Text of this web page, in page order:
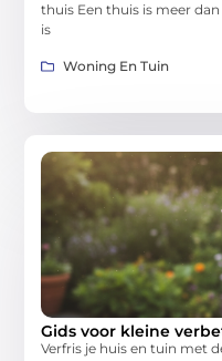
thuis Een thuis is meer
is
Woning En Tuin
Gids voor kleine
Verfris je huis en tuin met